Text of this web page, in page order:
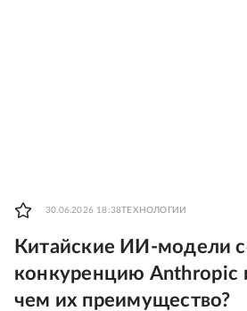
30.06.2026 18:38ТЕХНОЛОГИИ
Китайские ИИ-модели
конкуренцию Anthropic
чем их преимущество?